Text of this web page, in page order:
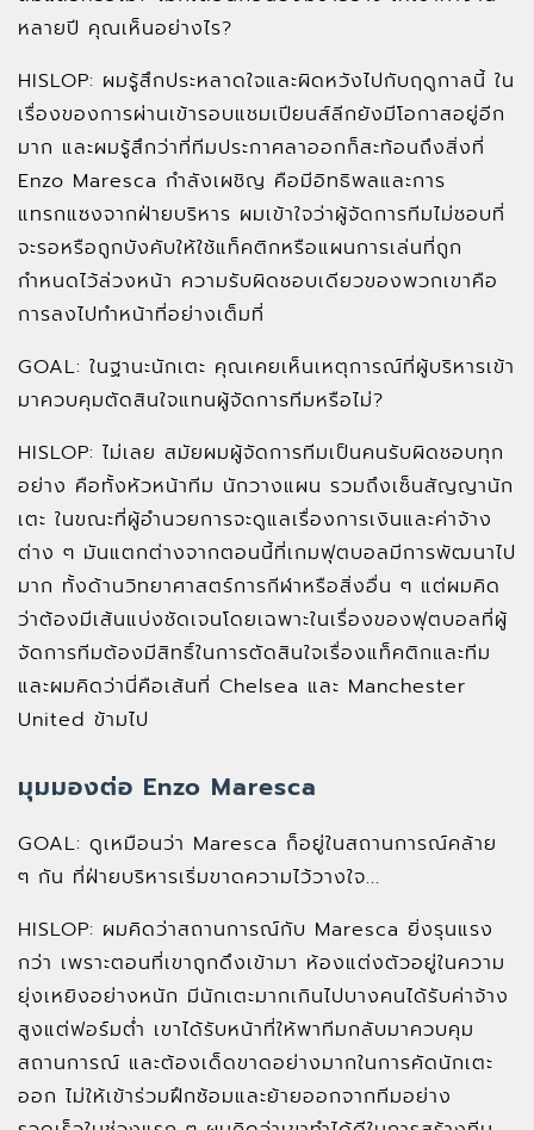
หลายปี คุณเห็นอย่างไร?
HISLOP: ผมรู้สึกประหลาดใจและผิดหวังไปกับฤดูกาลนี้ ใน
เรื่องของการผ่านเข้ารอบแชมเปียนส์ลีกยังมีโอกาสอยู่อีก
มาก และผมรู้สึกว่าที่ทีมประกาศลาออกก็สะท้อนถึงสิ่งที่
Enzo Maresca กำลังเผชิญ คือมีอิทธิพลและการ
แทรกแซงจากฝ่ายบริหาร ผมเข้าใจว่าผู้จัดการทีมไม่ชอบที่
จะรอหรือถูกบังคับให้ใช้แท็คติกหรือแผนการเล่นที่ถูก
กำหนดไว้ล่วงหน้า ความรับผิดชอบเดียวของพวกเขาคือ
การลงไปทำหน้าที่อย่างเต็มที่
GOAL: ในฐานะนักเตะ คุณเคยเห็นเหตุการณ์ที่ผู้บริหารเข้า
มาควบคุมตัดสินใจแทนผู้จัดการทีมหรือไม่?
HISLOP: ไม่เลย สมัยผมผู้จัดการทีมเป็นคนรับผิดชอบทุก
อย่าง คือทั้งหัวหน้าทีม นักวางแผน รวมถึงเซ็นสัญญานัก
เตะ ในขณะที่ผู้อำนวยการจะดูแลเรื่องการเงินและค่าจ้าง
ต่าง ๆ มันแตกต่างจากตอนนี้ที่เกมฟุตบอลมีการพัฒนาไป
มาก ทั้งด้านวิทยาศาสตร์การกีฬาหรือสิ่งอื่น ๆ แต่ผมคิด
ว่าต้องมีเส้นแบ่งชัดเจนโดยเฉพาะในเรื่องของฟุตบอลที่ผู้
จัดการทีมต้องมีสิทธิ์ในการตัดสินใจเรื่องแท็คติกและทีม
และผมคิดว่านี่คือเส้นที่ Chelsea และ Manchester
United ข้ามไป
มุมมองต่อ Enzo Maresca
GOAL: ดูเหมือนว่า Maresca ก็อยู่ในสถานการณ์คล้าย
ๆ กัน ที่ฝ่ายบริหารเริ่มขาดความไว้วางใจ...
HISLOP: ผมคิดว่าสถานการณ์กับ Maresca ยิ่งรุนแรง
กว่า เพราะตอนที่เขาถูกดึงเข้ามา ห้องแต่งตัวอยู่ในความ
ยุ่งเหยิงอย่างหนัก มีนักเตะมากเกินไปบางคนได้รับค่าจ้าง
สูงแต่ฟอร์มต่ำ เขาได้รับหน้าที่ให้พาทีมกลับมาควบคุม
สถานการณ์ และต้องเด็ดขาดอย่างมากในการคัดนักเตะ
ออก ไม่ให้เข้าร่วมฝึกซ้อมและย้ายออกจากทีมอย่าง